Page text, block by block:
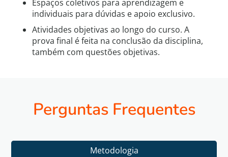
Espaços coletivos para aprendizagem e
individuais para dúvidas e apoio exclusivo.
Atividades objetivas ao longo do curso. A
prova final é feita na conclusão da disciplina,
também com questões objetivas.
Perguntas Frequentes
Metodologia